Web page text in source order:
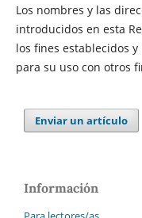
Los nombres y las
introducidos en esta
los fines establecidos
para su uso con otros
Enviar un artículo
Información